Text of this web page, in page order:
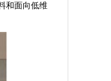
和面向低维